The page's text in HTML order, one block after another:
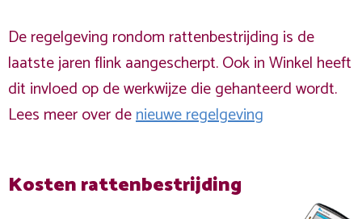
De regelgeving rondom rattenbestrijding is de
laatste jaren flink aangescherpt. Ook in Winkel heeft
dit invloed op de werkwijze die gehanteerd wordt.
Lees meer over denieuwe regelgeving
Kosten rattenbestrijding